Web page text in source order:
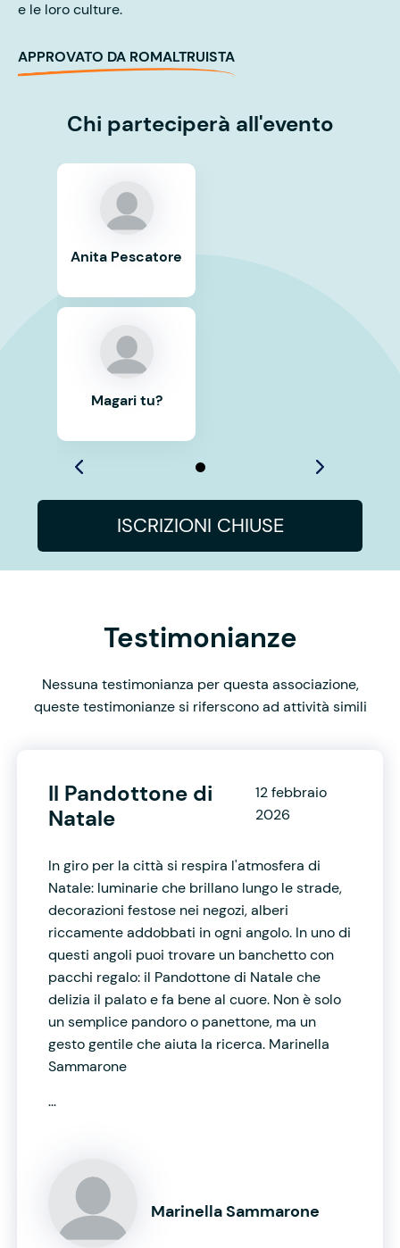
e le loro culture.
APPROVATO DA ROMALTRUISTA
Chi parteciperà all'evento
Anita Pescatore
Magari tu?
ISCRIZIONI CHIUSE
Testimonianze
Nessuna testimonianza per questa associazione,
queste testimonianze si riferscono ad attività simili
Il Pandottone di
Natale
12 febbraio
2026
In giro per la città si respira l'atmosfera di
Natale: luminarie che brillano lungo le strade,
decorazioni festose nei negozi, alberi
riccamente addobbati in ogni angolo. In uno di
questi angoli puoi trovare un banchetto con
pacchi regalo: il Pandottone di Natale che
delizia il palato e fa bene al cuore. Non è solo
un semplice pandoro o panettone, ma un
gesto gentile che aiuta la ricerca. Marinella
Sammarone
...
Marinella Sammarone